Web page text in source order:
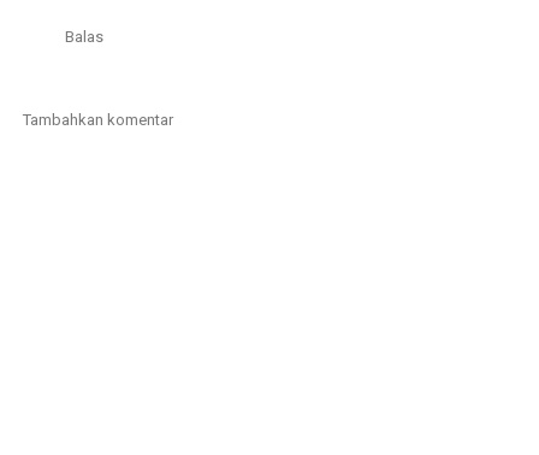
Balas
Tambahkan komentar